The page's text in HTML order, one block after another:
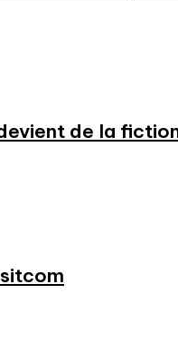
de la